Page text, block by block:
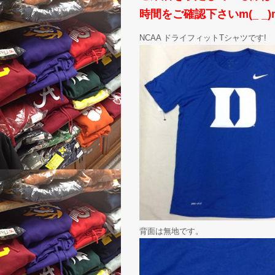
時間をご確認下さいm(_
NCAA ドライフィットTシャツです!
背面は無地です。